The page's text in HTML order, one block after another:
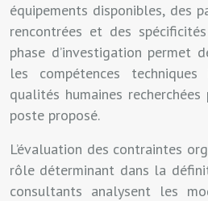
équipements disponibles, des
rencontrées et des
phase d’investigation permet
les compétences
qualités humaines recherchées
poste proposé.
L’évaluation des contraintes
rôle déterminant dans la
consultants analysent les